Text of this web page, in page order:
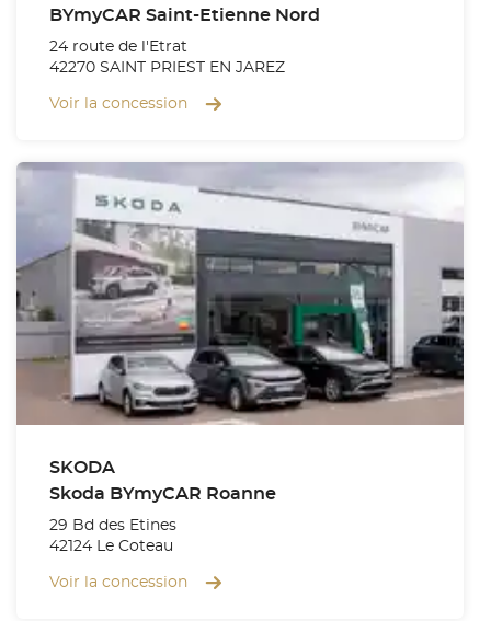
BYmyCAR Saint-Etienne Nord
24 route de l'Etrat
42270 SAINT PRIEST EN JAREZ
Voir la concession
SKODA
Skoda BYmyCAR Roanne
29 Bd des Etines
42124 Le Coteau
Voir la concession